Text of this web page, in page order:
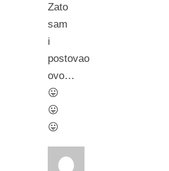
Zato
sam
i
postovao
ovo…
😛
😛
😛